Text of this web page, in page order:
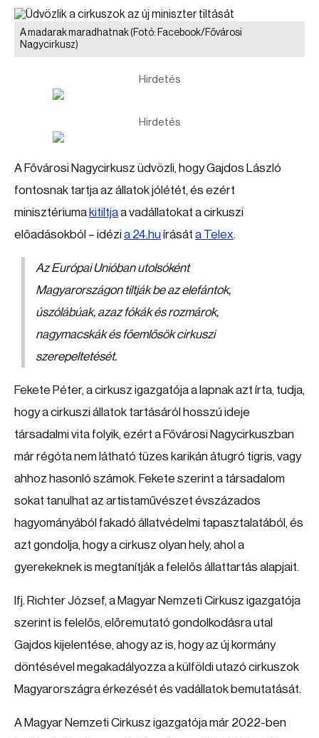
A madarak maradhatnak(Fotó: Facebook/Fővárosi
Nagycirkusz)
Hirdetés
Hirdetés
A Fővárosi Nagycirkusz üdvözli, hogy Gajdos László
fontosnak tartja az állatok jólétét, és ezért
minisztériuma kitiltjaa vadállatokat a cirkuszi
előadásokból – idézia 24.huírását a Telex.
Az Európai Unióban utolsóként
Magyarországon tiltják be az elefántok,
úszólábúak, azaz fókák és rozmárok,
nagymacskák és főemlősök cirkuszi
szerepeltetését.
Fekete Péter, a cirkusz igazgatója a lapnak azt írta, tudja,
hogy a cirkuszi állatok tartásáról hosszú ideje
társadalmi vita folyik, ezért a Fővárosi Nagycirkuszban
már régóta nem látható tüzes karikán átugró tigris, vagy
ahhoz hasonló számok. Fekete szerint a társadalom
sokat tanulhat az artistaművészet évszázados
hagyományából fakadó állatvédelmi tapasztalatából, és
azt gondolja, hogy a cirkusz olyan hely, ahol a
gyerekeknek is megtanítják a felelős állattartás alapjait.
Ifj. Richter József, a Magyar Nemzeti Cirkusz igazgatója
szerint is felelős, előremutató gondolkodásra utal
Gajdos kijelentése, ahogy az is, hogy az új kormány
döntésével megakadályozza a külföldi utazó cirkuszok
Magyarországra érkezését és vadállatok bemutatását.
A Magyar Nemzeti Cirkusz igazgatója már 2022-ben